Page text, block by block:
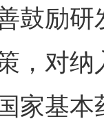
鼓励
，对
家基